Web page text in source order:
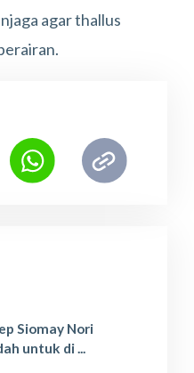
agar thallus
Siomay Nori
untuk di ...